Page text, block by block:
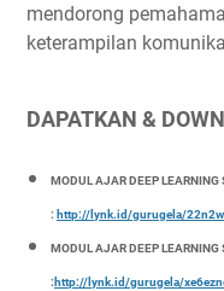
mendorong
keterampilan
DAPATKAN &
MODUL AJAR DEEP LEARNING
: http://lynk.id/gurugela/
MODUL AJAR DEEP
: http://lynk.id/gurugela/